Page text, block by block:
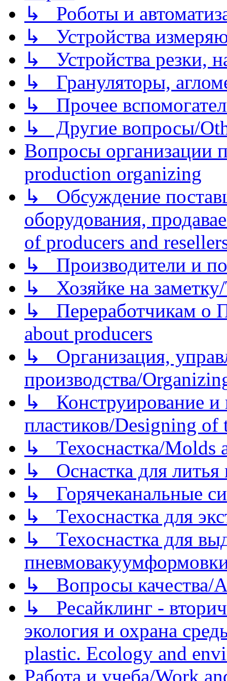
↳ Роботы и
↳ Устройства
↳ Устройства резки,
↳ Грануляторы,
↳ Прочее
↳ Другие вопросы/
Вопросы организации
production organizing
↳ Обсуждение
оборудования,
of producers and
↳ Производители и
↳ Хозяйке на
↳ Переработчикам о
about producers
↳ Организация,
производства/
↳ Конструирование и
пластиков/Designing of
↳ Техоснастка/Molds
↳ Оснастка для литья
↳ Горячеканальные
↳ Техоснастка для
↳ Техоснастка для
↳ Вопросы качества/
↳ Ресайклинг -
экология и охрана
plastic. Ecology and
Работа и учеба/Work